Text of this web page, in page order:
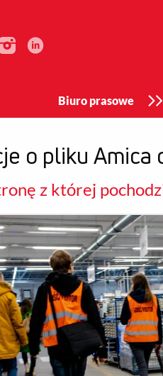
Biuro prasowe
o pliku Amica
z której